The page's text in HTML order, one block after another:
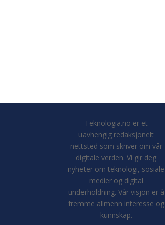
Teknologia.no er et
uavhengig redaksjonelt
nettsted som skriver om vår
digitale verden. Vi gir deg
nyheter om teknologi, sosiale
medier og digital
underholdning. Vår visjon er å
fremme allmenn interesse og
kunnskap.